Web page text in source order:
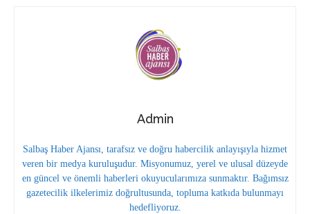
Admin
Salbaş Haber Ajansı, tarafsız ve doğru habercilik anlayışıyla hizmet
veren bir medya kuruluşudur. Misyonumuz, yerel ve ulusal düzeyde
en güncel ve önemli haberleri okuyucularımıza sunmaktır. Bağımsız
gazetecilik ilkelerimiz doğrultusunda, topluma katkıda bulunmayı
hedefliyoruz.